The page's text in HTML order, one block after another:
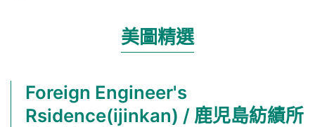
美圖精選
Foreign Engineer's
Rsidence(ijinkan) / 鹿児島紡績所